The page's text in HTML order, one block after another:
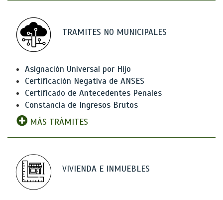
TRAMITES NO MUNICIPALES
Asignación Universal por Hijo
Certificación Negativa de ANSES
Certificado de Antecedentes Penales
Constancia de Ingresos Brutos
MÁS TRÁMITES
VIVIENDA E INMUEBLES